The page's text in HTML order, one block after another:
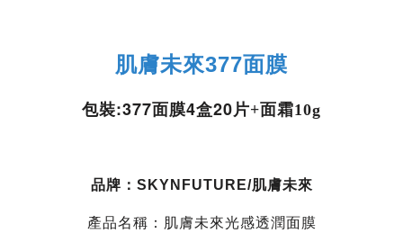
肌膚未來377面膜
包裝:377面膜4盒20 片+面霜10g
品牌：SKYNFUTURE/肌膚未來
產品名稱：肌膚未來光感透潤面膜